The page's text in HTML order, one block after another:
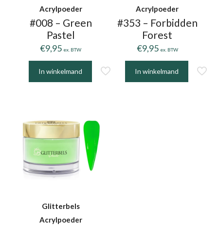
Acrylpoeder
#008 – Green
Pastel
€9,95 ex. BTW
In winkelmand
Acrylpoeder
#353 – Forbidden
Forest
€9,95 ex. BTW
In winkelmand
Glitterbels
Acrylpoeder